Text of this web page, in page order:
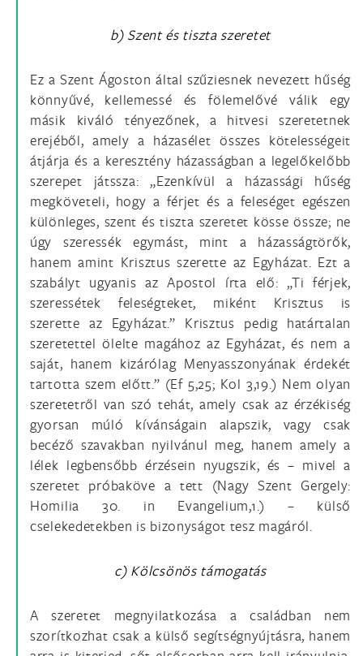
b) Szent és tiszta szeretet
Ez a Szent Ágoston által szűziesnek nevezett hűség
könnyűvé, kellemessé és fölemelővé válik egy
másik kiváló tényezőnek, a hitvesi szeretetnek
erejéből, amely a házasélet összes kötelességeit
átjárja és a keresztény házasságban a legelőkelőbb
szerepet játssza: „Ezenkívül a házassági hűség
megköveteli, hogy a férjet és a feleséget egészen
különleges, szent és tiszta szeretet kösse össze; ne
úgy szeressék egymást, mint a házasságtörők,
hanem amint Krisztus szerette az Egyházat. Ezt a
szabályt ugyanis az Apostol írta elő: „Ti férjek,
szeressétek feleségteket, miként Krisztus is
szerette az Egyházat.” Krisztus pedig határtalan
szeretettel ölelte magához az Egyházat, és nem a
saját, hanem kizárólag Menyasszonyának érdekét
tartotta szem előtt.” (Ef 5,25; Kol 3,19.) Nem olyan
szeretetről van szó tehát, amely csak az érzékiség
gyorsan múló kívánságain alapszik, vagy csak
becéző szavakban nyilvánul meg, hanem amely a
lélek legbensőbb érzésein nyugszik, és – mivel a
szeretet próbaköve a tett (Nagy Szent Gergely:
Homilia 30. in Evangelium,1.) – külső
cselekedetekben is bizonyságot tesz magáról.
c) Kölcsönös támogatás
A szeretet megnyilatkozása a családban nem
szorítkozhat csak a külső segítségnyújtásra, hanem